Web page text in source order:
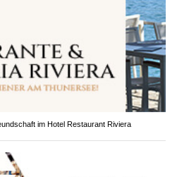
im Hotel Restaurant Riviera